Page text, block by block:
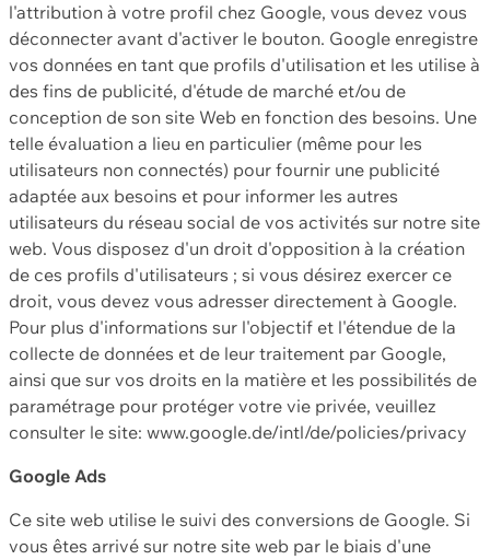
l'attribution à votre profil chez Google, vous devez vous
déconnecter avant d'activer le bouton. Google enregistre
vos données en tant que profils d'utilisation et les utilise à
des fins de publicité, d'étude de marché et/ou de
conception de son site Web en fonction des besoins. Une
telle évaluation a lieu en particulier (même pour les
utilisateurs non connectés) pour fournir une publicité
adaptée aux besoins et pour informer les autres
utilisateurs du réseau social de vos activités sur notre site
web. Vous disposez d'un droit d'opposition à la création
de ces profils d'utilisateurs ; si vous désirez exercer ce
droit, vous devez vous adresser directement à Google.
Pour plus d'informations sur l'objectif et l'étendue de la
collecte de données et de leur traitement par Google,
ainsi que sur vos droits en la matière et les possibilités de
paramétrage pour protéger votre vie privée, veuillez
consulter le site: www.google.de/intl/de/policies/privacy
Google Ads
Ce site web utilise le suivi des conversions de Google. Si
vous êtes arrivé sur notre site web par le biais d'une